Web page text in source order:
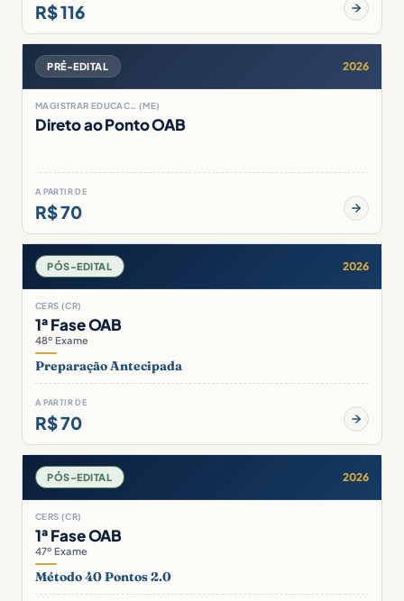
R$ 116
PRÉ-EDITAL 2026
MAGISTRAR EDUCAC… (ME)
Direto ao Ponto OAB
A PARTIR DE
R$ 70
PÓS-EDITAL 2026
CERS (CR)
1ª Fase OAB
48º Exame
Preparação Antecipada
A PARTIR DE
R$ 70
PÓS-EDITAL 2026
CERS (CR)
1ª Fase OAB
47º Exame
Método 40 Pontos 2.0